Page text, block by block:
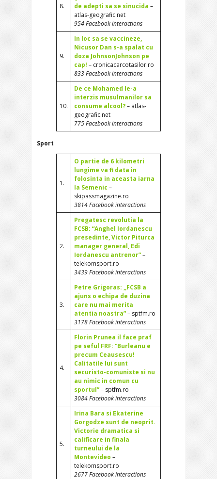
8.
de adepti sa se sinucida –
atlas-geografic.net
954 Facebook interactions
9.
In loc sa se vaccineze,
Nicusor Dan s-a spalat cu
doza JohnsonJohnson pe
cap! – cronicacarcotasilor.ro
833 Facebook interactions
10.
De ce Mohamed le-a
interzis musulmanilor sa
consume alcool?– atlas-
geografic.net
775 Facebook interactions
Sport
1.
O partie de 6 kilometri
lungime va fi data in
folosinta in aceasta iarna
la Semenic –
skipassmagazine.ro
3814 Facebook interactions
2.
Pregatesc revolutia la
FCSB: “Anghel Iordanescu
presedinte, Victor Piturca
manager general, Edi
Iordanescu antrenor”–
telekomsport.ro
3439 Facebook interactions
3.
Petre Grigoras: ,,FCSB a
ajuns o echipa de duzina
care nu mai merita
atentia noastra”– sptfm.ro
3178 Facebook interactions
4.
Florin Prunea il face praf
pe seful FRF: “Burleanu e
precum Ceausescu!
Calitatile lui sunt
securisto-comuniste si nu
au nimic in comun cu
sportul”– sptfm.ro
3084 Facebook interactions
5.
Irina Bara si Ekaterine
Gorgodze sunt de neoprit.
Victorie dramatica si
calificare in finala
turneului de la
Montevideo –
telekomsport.ro
2677 Facebook interactions